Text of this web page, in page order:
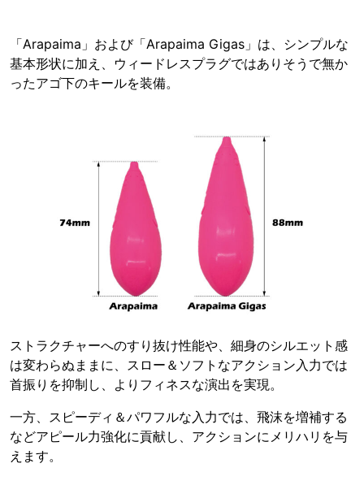
「Arapaima」および「Arapaima Gigas」は、シンプルな
基本形状に加え、ウィードレスプラグではありそうで無か
ったアゴ下のキールを装備。
ストラクチャーへのすり抜け性能や、細身のシルエット感
は変わらぬままに、スロー＆ソフトなアクション入力では
首振りを抑制し、よりフィネスな演出を実現。
一方、スピーディ＆パワフルな入力では、飛沫を増補する
などアピール力強化に貢献し、アクションにメリハリを与
えます。